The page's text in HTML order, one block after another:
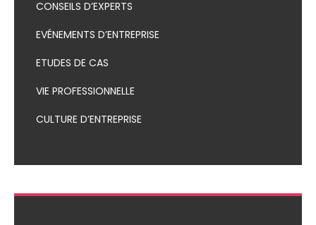
CONSEILS D’EXPERTS
EVÉNEMENTS D’ENTREPRISE
ETUDES DE CAS
VIE PROFESSIONNELLE
CULTURE D’ENTREPRISE